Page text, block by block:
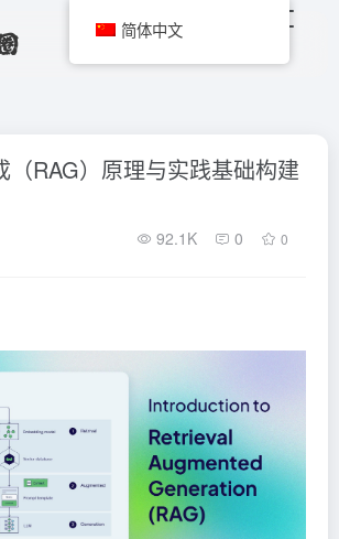
（RAG）原理与实践基础构建
92.1K 0 0
简体中文